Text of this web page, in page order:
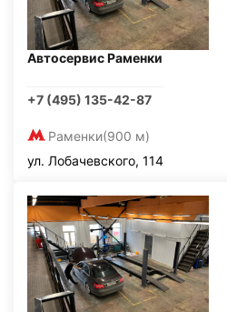
Автосервис Раменки
+7 (495) 135-42-87
Раменки(900 м)
ул. Лобачевского, 114